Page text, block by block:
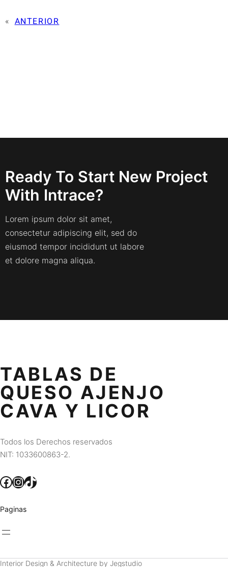
« ANTERIOR
Ready To Start New Project
With Intrace?
Lorem ipsum dolor sit amet,
consectetur adipiscing elit, sed do
eiusmod tempor incididunt ut labore
et dolore magna aliqua.
TABLAS DE
QUESO AJENJO
CAVA Y LICOR
Todos los Derechos reservados
NIT: 1033600863-2.
Facebook InstagramTikTok
Paginas
Interior Design & Architecture by Jegstudio